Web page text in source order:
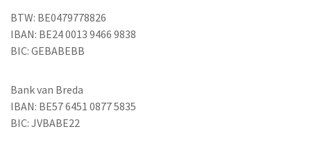
BTW: BE0479778826
IBAN: BE24 0013 9466 9838
BIC: GEBABEBB
Bank van Breda
IBAN: BE57 6451 0877 5835
BIC: JVBABE22